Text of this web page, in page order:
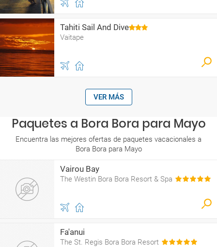
Tahiti Sail And Dive
Vaitape
VER MÁS
Paquetes a Bora Bora para Mayo
Encuentra las mejores ofertas de paquetes vacacionales a
Bora Bora para Mayo
Vairou Bay
The Westin Bora Bora Resort & Spa
Fa'anui
The St. Regis Bora Bora Resort